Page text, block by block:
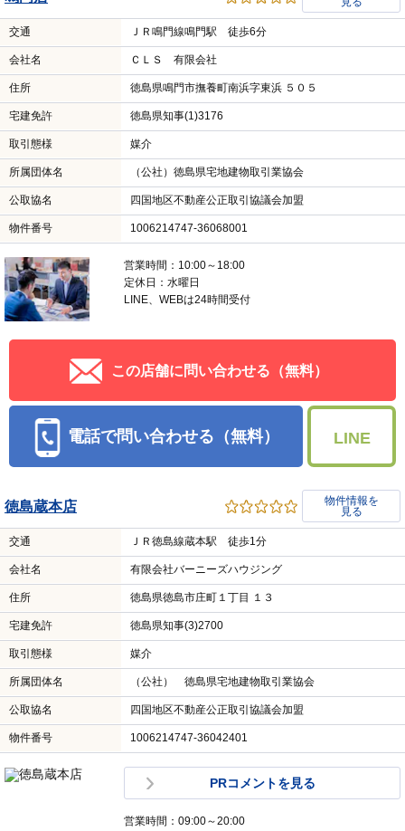
交通 ＪＲ鳴門線鳴門駅 徒歩6分
会社名 ＣＬＳ 有限会社
住所 徳島県鳴門市撫養町南浜字東浜 ５０５
宅建免許 徳島県知事(1)3176
取引態様 媒介
所属団体名 （公社）徳島県宅地建物取引業協会
公取協名 四国地区不動産公正取引協議会加盟
物件番号 1006214747-36068001
営業時間：10:00～18:00
定休日：水曜日
LINE、WEBは24時間受付
この店舗に問い合わせる（無料）
電話で問い合わせる（無料） LINE
徳島蔵本店
物件情報を
見る
交通 ＪＲ徳島線蔵本駅 徒歩1分
会社名 有限会社バーニーズハウジング
住所 徳島県徳島市庄町１丁目 １３
宅建免許 徳島県知事(3)2700
取引態様 媒介
所属団体名 （公社） 徳島県宅地建物取引業協会
公取協名 四国地区不動産公正取引協議会加盟
物件番号 1006214747-36042401
PRコメントを見る
営業時間：09:00～20:00